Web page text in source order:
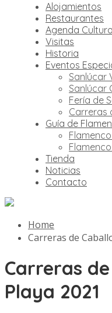
Alojamientos
Restaurantes
Agenda
Visitas
Historia
Eventos
Sanlúcar
Sanlúcar
Fería de
Carreras
Guía de
Tienda
Noticias
Contacto
Home
Carreras de
Carreras
Playa 2021